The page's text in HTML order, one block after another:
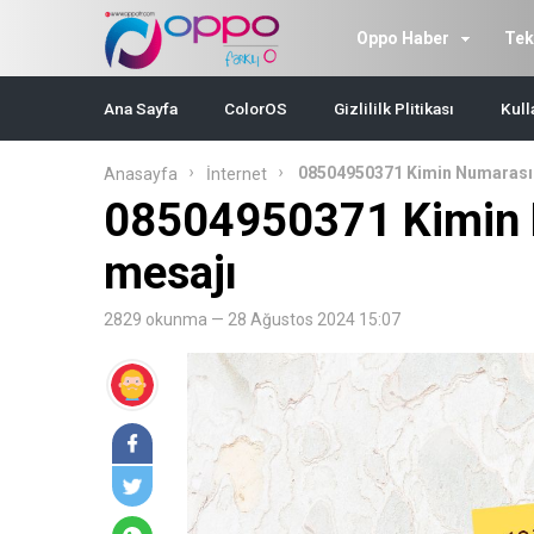
Oppo Haber
Ana Sayfa ColorOS Gizlililk Plitikası
Anasayfa İnternet 08504950371 Kimin
08504950371 Kimin
mesajı
2829 okunma — 28 Ağustos 2024 15:07